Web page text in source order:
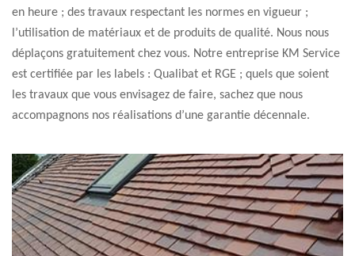
en heure ; des travaux respectant les normes en vigueur ;
l’utilisation de matériaux et de produits de qualité. Nous nous
déplaçons gratuitement chez vous. Notre entreprise KM Service
est certifiée par les labels : Qualibat et RGE ; quels que soient
les travaux que vous envisagez de faire, sachez que nous
accompagnons nos réalisations d’une garantie décennale.